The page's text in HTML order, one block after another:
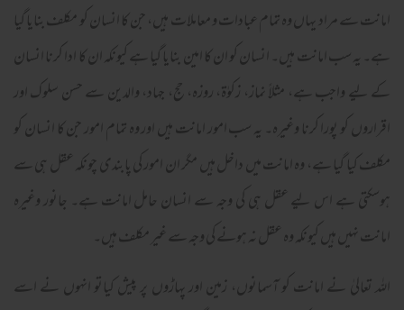
امانت سے مراد یہاں وہ تمام عبادات و معاملات ہیں، جن کا انسان کو مکلف بنایا گیا
ہے۔ یہ سب امانت ہیں۔ انسان کو ان کا امین بنایا گیا ہے کیونکہ ان کا ادا کرنا انسان
کے لیے واجب ہے، مثلاً نماز، زکوٰۃ، روزہ، حج، جہاد، والدین سے حسن سلوک اور
اقراروں کو پورا کرنا وغیرہ۔ یہ سب امور امانت ہیں اور وہ تمام امور جن کا انسان کو
مکلف کیا گیا ہے، وہ امانت میں داخل ہیں مگر ان امور کی پابندی چونکہ عقل ہی سے
ہوسکتی ہے اس لیے عقل ہی کی وجہ سے انسان حامل امانت ہے۔ جانور وغیرہ
امانت نہیں ہیں کیونکہ وہ عقل نہ ہونے کی وجہ سے غیر مکلف ہیں۔
اللہ تعالیٰ نے امانت کو آسمانوں، زمین اور پہاڑوں پر پیش کیاتو انہوں نے اسے